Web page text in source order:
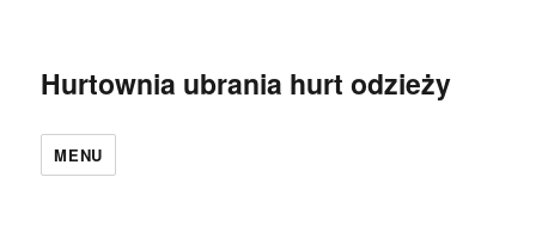
Hurtownia ubrania hurt odzieży
MENU